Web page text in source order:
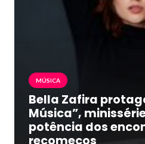
MÚSICA
Bella Zafira
Música”,
potência dos